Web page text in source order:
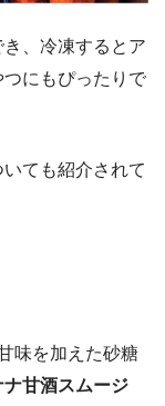
き、冷凍するとア
にもぴったりで
ても紹介されて
味を加えた砂糖
ナ甘酒スムージ